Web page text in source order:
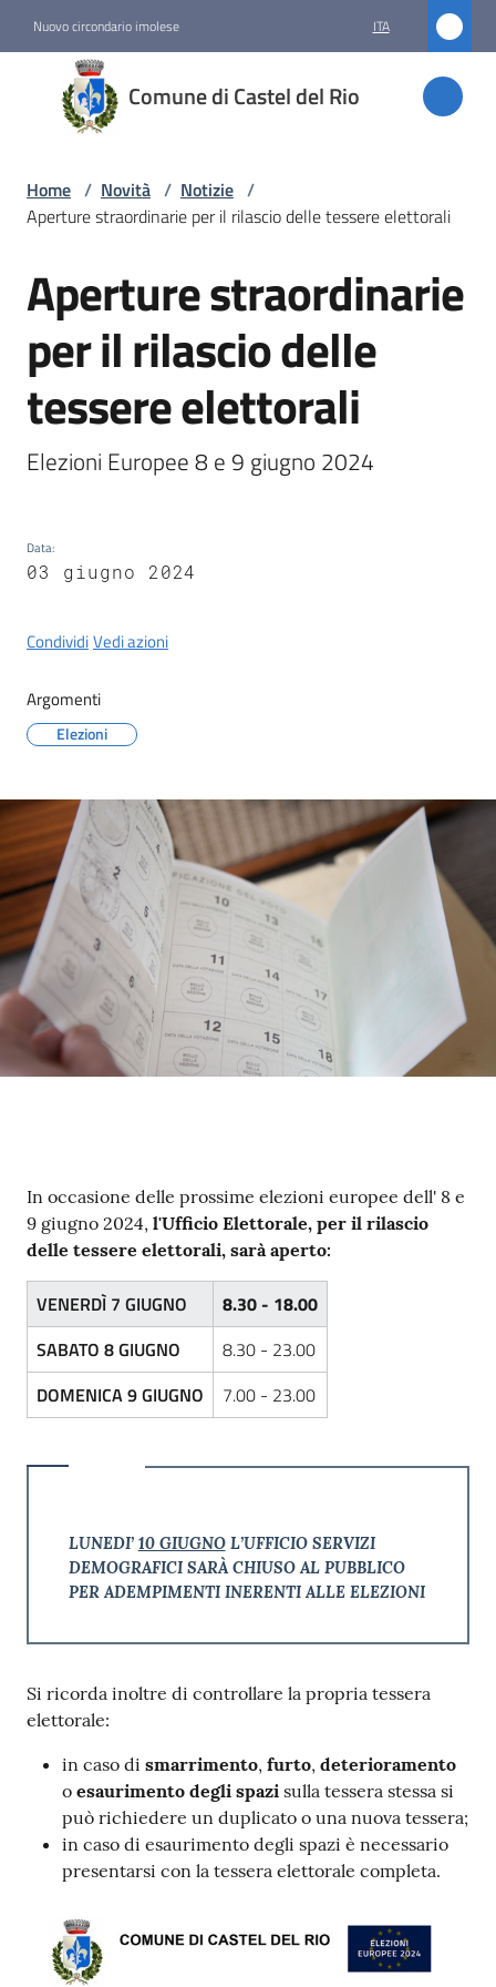
Nuovo circondario imolese ITA
Comune di Castel del Rio
Comune
di
Castel
Amministrazione
Menu selezionato
Servizi
Vivere
Rio
Servizi
on-
line
Tutti
gli
argomenti
Home / Novità / Notizie /
Aperture straordinarie per il rilascio delle tessere elettorali
Salta al contenuto
Aperture straordinarie
per il rilascio delle
tessere elettorali
Elezioni Europee 8 e 9 giugno 2024
Data:
03 giugno 2024
CondividiVedi azioni
Argomenti
Elezioni
Contenuto
In occasione delle prossime elezioni europee dell' 8 e
9 giugno 2024, l'Ufficio Elettorale, per il rilascio
delle tessere elettorali, sarà aperto:
VENERDÌ 7 GIUGNO
8.30 - 18.00
SABATO 8 GIUGNO
8.30 - 23.00
DOMENICA 9 GIUGNO
7.00 - 23.00
LUNEDI’ 10 GIUGNO L’UFFICIO SERVIZI
DEMOGRAFICI SARÀ CHIUSO AL PUBBLICO
PER ADEMPIMENTI INERENTI ALLE ELEZIONI
Si ricorda inoltre di controllare la propria tessera
elettorale:
in caso di smarrimento, furto, deterioramento
o esaurimento degli spazi sulla tessera stessa si
può richiedere un duplicato o una nuova tessera;
in caso di esaurimento degli spazi è necessario
presentarsi con la tessera elettorale completa.